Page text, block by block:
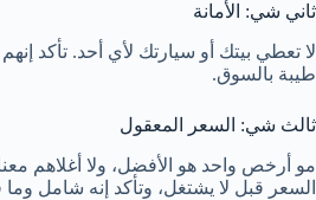
ثاني شي: الأمانة
لا تعطي بيتك أو سيارتك لأي أحد. تأكد
طيبة بالسوق.
ثالث شي: السعر المعقول
مو أرخص واحد هو الأفضل، ولا أغلاهم
السعر قبل لا يشتغل، وتأكد إنه شامل